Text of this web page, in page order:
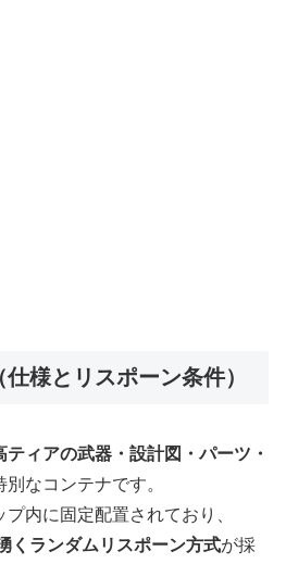
様とリスポーン条件）
ティアの武器・設計図・パーツ・
なコンテナです。
内に固定配置されており、
くランダムリスポーン方式が採